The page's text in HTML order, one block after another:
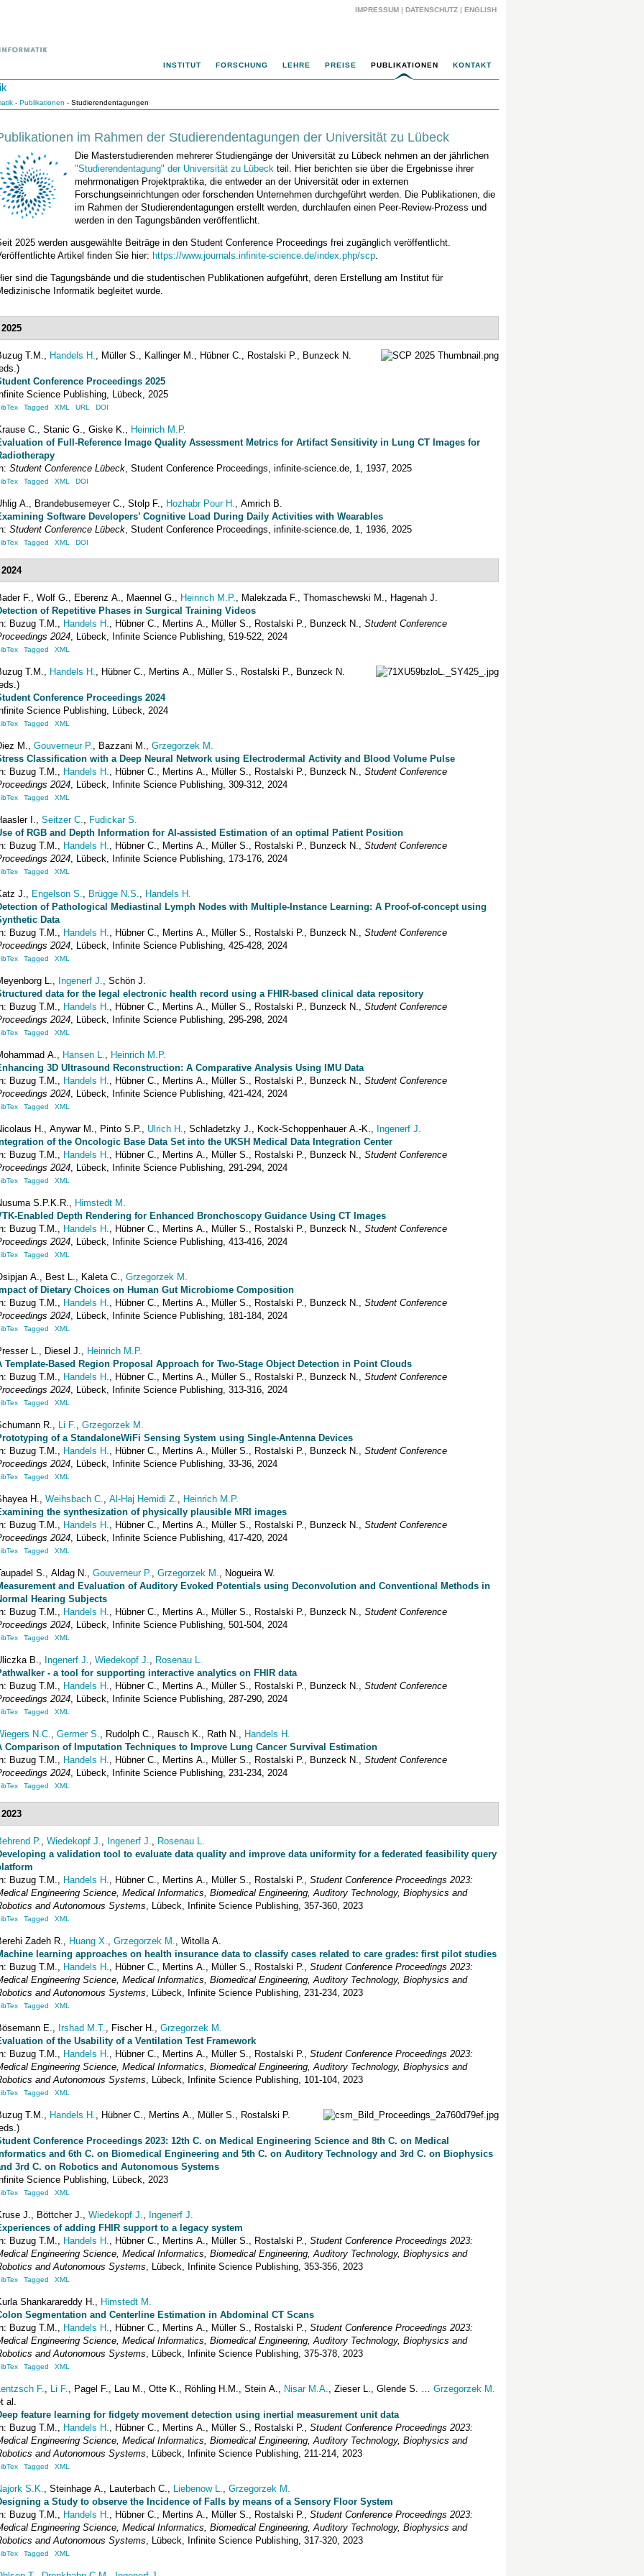
IMPRESSUM | DATENSCHUTZ | ENGLISH
INSTITUT FORSCHUNG LEHRE PREISE PUBLIKATIONEN KONTAKT
- Publikationen - Studierendentagungen
im Rahmen der Studierendentagungen der Universität zu Lübeck
Die Masterstudierenden mehrerer Studiengänge der Universität zu Lübeck nehmen an der jährlichen
"Studierendentagung" der Universität zu Lübeck teil. Hier berichten sie über die Ergebnisse ihrer
mehrmonatigen Projektpraktika, die entweder an der Universität oder in externen
Forschungseinrichtungen oder forschenden Unternehmen durchgeführt werden. Die Publikationen, die
im Rahmen der Studierendentagungen erstellt werden, durchlaufen einen Peer-Review-Prozess und
werden in den Tagungsbänden veröffentlicht.
2025 werden ausgewählte Beiträge in den Student Conference Proceedings frei zugänglich veröffentlicht.
Artikel finden Sie hier: https://www.journals.infinite-science.de/index.php/scp.
sind die Tagungsbände und die studentischen Publikationen aufgeführt, deren Erstellung am Institut für
Informatik begleitet wurde.
2025
T.M., Handels H., Müller S., Kallinger M., Hübner C., Rostalski P., Bunzeck N.
Conference Proceedings 2025
Science Publishing, Lübeck, 2025
Tagged XML URL DOI
C., Stanic G., Giske K., Heinrich M.P.
of Full-Reference Image Quality Assessment Metrics for Artifact Sensitivity in Lung CT Images for
Student Conference Lübeck, Student Conference Proceedings, infinite-science.de, 1, 1937, 2025
Tagged XML DOI
A., Brandebusemeyer C., Stolp F., Hozhabr Pour H., Amrich B.
Software Developers’ Cognitive Load During Daily Activities with Wearables
Student Conference Lübeck, Student Conference Proceedings, infinite-science.de, 1, 1936, 2025
Tagged XML DOI
2024
F., Wolf G., Eberenz A., Maennel G., Heinrich M.P., Malekzada F., Thomaschewski M., Hagenah J.
of Repetitive Phases in Surgical Training Videos
Buzug T.M., Handels H., Hübner C., Mertins A., Müller S., Rostalski P., Bunzeck N., Student Conference
2024, Lübeck, Infinite Science Publishing, 519-522, 2024
Tagged XML
T.M., Handels H., Hübner C., Mertins A., Müller S., Rostalski P., Bunzeck N.
Conference Proceedings 2024
Science Publishing, Lübeck, 2024
Tagged XML
M., Gouverneur P., Bazzani M., Grzegorzek M.
Classification with a Deep Neural Network using Electrodermal Activity and Blood Volume Pulse
Buzug T.M., Handels H., Hübner C., Mertins A., Müller S., Rostalski P., Bunzeck N., Student Conference
2024, Lübeck, Infinite Science Publishing, 309-312, 2024
Tagged XML
I., Seitzer C., Fudickar S.
of RGB and Depth Information for AI-assisted Estimation of an optimal Patient Position
Buzug T.M., Handels H., Hübner C., Mertins A., Müller S., Rostalski P., Bunzeck N., Student Conference
2024, Lübeck, Infinite Science Publishing, 173-176, 2024
Tagged XML
J., Engelson S., Brügge N.S., Handels H.
of Pathological Mediastinal Lymph Nodes with Multiple-Instance Learning: A Proof-of-concept using
Data
Buzug T.M., Handels H., Hübner C., Mertins A., Müller S., Rostalski P., Bunzeck N., Student Conference
2024, Lübeck, Infinite Science Publishing, 425-428, 2024
Tagged XML
L., Ingenerf J., Schön J.
data for the legal electronic health record using a FHIR-based clinical data repository
Buzug T.M., Handels H., Hübner C., Mertins A., Müller S., Rostalski P., Bunzeck N., Student Conference
2024, Lübeck, Infinite Science Publishing, 295-298, 2024
Tagged XML
A., Hansen L., Heinrich M.P.
3D Ultrasound Reconstruction: A Comparative Analysis Using IMU Data
Buzug T.M., Handels H., Hübner C., Mertins A., Müller S., Rostalski P., Bunzeck N., Student Conference
2024, Lübeck, Infinite Science Publishing, 421-424, 2024
Tagged XML
H., Anywar M., Pinto S.P., Ulrich H., Schladetzky J., Kock-Schoppenhauer A.-K., Ingenerf J.
of the Oncologic Base Data Set into the UKSH Medical Data Integration Center
Buzug T.M., Handels H., Hübner C., Mertins A., Müller S., Rostalski P., Bunzeck N., Student Conference
2024, Lübeck, Infinite Science Publishing, 291-294, 2024
Tagged XML
S.P.K.R., Himstedt M.
Enabled Depth Rendering for Enhanced Bronchoscopy Guidance Using CT Images
Buzug T.M., Handels H., Hübner C., Mertins A., Müller S., Rostalski P., Bunzeck N., Student Conference
2024, Lübeck, Infinite Science Publishing, 413-416, 2024
Tagged XML
A., Best L., Kaleta C., Grzegorzek M.
of Dietary Choices on Human Gut Microbiome Composition
Buzug T.M., Handels H., Hübner C., Mertins A., Müller S., Rostalski P., Bunzeck N., Student Conference
2024, Lübeck, Infinite Science Publishing, 181-184, 2024
Tagged XML
L., Diesel J., Heinrich M.P.
Template-Based Region Proposal Approach for Two-Stage Object Detection in Point Clouds
Buzug T.M., Handels H., Hübner C., Mertins A., Müller S., Rostalski P., Bunzeck N., Student Conference
2024, Lübeck, Infinite Science Publishing, 313-316, 2024
Tagged XML
R., Li F., Grzegorzek M.
of a StandaloneWiFi Sensing System using Single-Antenna Devices
Buzug T.M., Handels H., Hübner C., Mertins A., Müller S., Rostalski P., Bunzeck N., Student Conference
2024, Lübeck, Infinite Science Publishing, 33-36, 2024
Tagged XML
H., Weihsbach C., Al-Haj Hemidi Z., Heinrich M.P.
the synthesization of physically plausible MRI images
Buzug T.M., Handels H., Hübner C., Mertins A., Müller S., Rostalski P., Bunzeck N., Student Conference
2024, Lübeck, Infinite Science Publishing, 417-420, 2024
Tagged XML
S., Aldag N., Gouverneur P., Grzegorzek M., Nogueira W.
and Evaluation of Auditory Evoked Potentials using Deconvolution and Conventional Methods in
Hearing Subjects
Buzug T.M., Handels H., Hübner C., Mertins A., Müller S., Rostalski P., Bunzeck N., Student Conference
2024, Lübeck, Infinite Science Publishing, 501-504, 2024
Tagged XML
B., Ingenerf J., Wiedekopf J., Rosenau L.
- a tool for supporting interactive analytics on FHIR data
Buzug T.M., Handels H., Hübner C., Mertins A., Müller S., Rostalski P., Bunzeck N., Student Conference
2024, Lübeck, Infinite Science Publishing, 287-290, 2024
Tagged XML
N.C., Germer S., Rudolph C., Rausch K., Rath N., Handels H.
Comparison of Imputation Techniques to Improve Lung Cancer Survival Estimation
Buzug T.M., Handels H., Hübner C., Mertins A., Müller S., Rostalski P., Bunzeck N., Student Conference
2024, Lübeck, Infinite Science Publishing, 231-234, 2024
Tagged XML
2023
P., Wiedekopf J., Ingenerf J., Rosenau L.
a validation tool to evaluate data quality and improve data uniformity for a federated feasibility query
Buzug T.M., Handels H., Hübner C., Mertins A., Müller S., Rostalski P., Student Conference Proceedings 2023:
Engineering Science, Medical Informatics, Biomedical Engineering, Auditory Technology, Biophysics and
and Autonomous Systems, Lübeck, Infinite Science Publishing, 357-360, 2023
Tagged XML
Zadeh R., Huang X., Grzegorzek M., Witolla A.
learning approaches on health insurance data to classify cases related to care grades: first pilot studies
Buzug T.M., Handels H., Hübner C., Mertins A., Müller S., Rostalski P., Student Conference Proceedings 2023:
Engineering Science, Medical Informatics, Biomedical Engineering, Auditory Technology, Biophysics and
and Autonomous Systems, Lübeck, Infinite Science Publishing, 231-234, 2023
Tagged XML
E., Irshad M.T., Fischer H., Grzegorzek M.
of the Usability of a Ventilation Test Framework
Buzug T.M., Handels H., Hübner C., Mertins A., Müller S., Rostalski P., Student Conference Proceedings 2023:
Engineering Science, Medical Informatics, Biomedical Engineering, Auditory Technology, Biophysics and
and Autonomous Systems, Lübeck, Infinite Science Publishing, 101-104, 2023
Tagged XML
T.M., Handels H., Hübner C., Mertins A., Müller S., Rostalski P.
Conference Proceedings 2023: 12th C. on Medical Engineering Science and 8th C. on Medical
and 6th C. on Biomedical Engineering and 5th C. on Auditory Technology and 3rd C. on Biophysics
3rd C. on Robotics and Autonomous Systems
Science Publishing, Lübeck, 2023
Tagged XML
J., Böttcher J., Wiedekopf J., Ingenerf J.
of adding FHIR support to a legacy system
Buzug T.M., Handels H., Hübner C., Mertins A., Müller S., Rostalski P., Student Conference Proceedings 2023:
Engineering Science, Medical Informatics, Biomedical Engineering, Auditory Technology, Biophysics and
and Autonomous Systems, Lübeck, Infinite Science Publishing, 353-356, 2023
Tagged XML
Shankarareddy H., Himstedt M.
Segmentation and Centerline Estimation in Abdominal CT Scans
Buzug T.M., Handels H., Hübner C., Mertins A., Müller S., Rostalski P., Student Conference Proceedings 2023:
Engineering Science, Medical Informatics, Biomedical Engineering, Auditory Technology, Biophysics and
and Autonomous Systems, Lübeck, Infinite Science Publishing, 375-378, 2023
Tagged XML
F., Li F., Pagel F., Lau M., Otte K., Röhling H.M., Stein A., Nisar M.A., Zieser L., Glende S. … Grzegorzek M.
al.
feature learning for fidgety movement detection using inertial measurement unit data
Buzug T.M., Handels H., Hübner C., Mertins A., Müller S., Rostalski P., Student Conference Proceedings 2023:
Engineering Science, Medical Informatics, Biomedical Engineering, Auditory Technology, Biophysics and
and Autonomous Systems, Lübeck, Infinite Science Publishing, 211-214, 2023
Tagged XML
S.K., Steinhage A., Lauterbach C., Liebenow L., Grzegorzek M.
a Study to observe the Incidence of Falls by means of a Sensory Floor System
Buzug T.M., Handels H., Hübner C., Mertins A., Müller S., Rostalski P., Student Conference Proceedings 2023:
Engineering Science, Medical Informatics, Biomedical Engineering, Auditory Technology, Biophysics and
and Autonomous Systems, Lübeck, Infinite Science Publishing, 317-320, 2023
Tagged XML